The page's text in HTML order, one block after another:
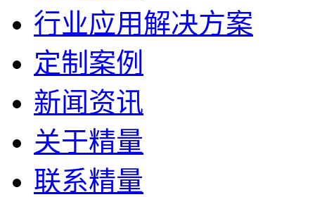
行业应用解决方案
定制案例
新闻资讯
关于精量
联系精量